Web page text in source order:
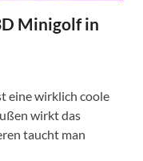
Minigolf in
eine wirklich coole
wirkt das
taucht man